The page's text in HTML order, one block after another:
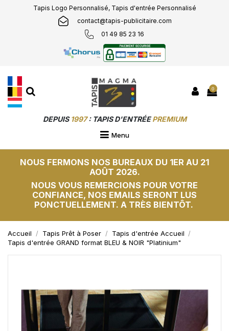
Tapis Logo Personnalisé, Tapis d'entrée Personnalisé
contact@tapis-publicitaire.com
01 49 85 23 16
0
DEPUIS1997: TAPIS D'ENTRÉEPREMIUM
Menu
NOUS FERMONS NOS BUREAUX DU 1ER AU 21
AOÛT 2026.
NOUS VOUS REMERCIONS POUR VOTRE
CONFIANCE, NOS EMAILS SERONT LUS
PONCTUELLEMENT. A TRÈS BIENTÔT.
Accueil Tapis Prêt à Poser
Tapis d'entrée Accueil
Tapis d'entrée GRAND format BLEU & NOIR "Platinium"